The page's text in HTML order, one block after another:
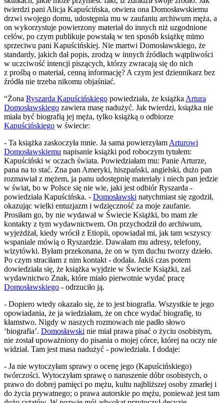
twierdzi pani Alicja Kapuścińska, otwiera ona Domosławskiemu
drzwi swojego domu, udostępnia mu w zaufaniu archiwum męża, a
on wykorzystuje powierzony materiał do innych niż uzgodnione
celów, po czym publikuje powstałą w ten sposób książkę mimo
sprzeciwu pani Kapuścińskiej. Nie martwi Domosławskiego, że
standardy, jakich dał popis, zrodzą w innych źródłach wątpliwości
w uczciwość intencji piszących, którzy zwracają się do nich
z prośbą o materiał, cenną informację? A czym jest dziennikarz bez
źródła nie trzeba nikomu objaśniać.
“Żona Ryszarda Kapuścińskiego powiedziała, że książka Artura
Domosławskiego zawiera masę nadużyć. Jak twierdzi, książka nie
miała być biografią jej męża, tylko książką o odbiorze
Kapuścińskiego w świecie:
- Ta książka zaskoczyła mnie. Ja sama powierzyłam Arturowi
Domosławskiemu napisanie książki pod roboczym tytułem:
Kapuściński w oczach świata. Powiedziałam mu: Panie Arturze,
pana na to stać. Zna pan Ameryki, hiszpański, angielski, dużo pan
rozmawiał z mężem, ja panu udostępnię materiały i niech pan jedzie
w świat, bo w Polsce się nie wie, jaki jest odbiór Ryszarda -
powiedziała Kapuścińska. - Domosławski natychmiast się zgodził,
okazując wielki entuzjazm i wdzięczność za moje zaufanie.
Prosiłam go, by nie wydawał w Świecie Książki, bo mam złe
kontakty z tym wydawnictwem. On przychodził do archiwum,
wyjeżdżał, kiedy wrócił z Etiopii, opowiadał mi, jak tam wszyscy
wspaniale mówią o Ryszardzie. Dawałam mu adresy, telefony,
wizytówki. Byłam przekonana, że on w tym duchu tworzy dzieło.
Po czym straciłam z nim kontakt - dodała. Jakiś czas potem
dowiedziała się, że książka wyjdzie w Świecie Książki, zaś
wydawnictwo Znak, które miało pierwotnie wydać pracę
Domosławskiego - odrzuciło ją.
- Dopiero wtedy okazało się, że to jest biografia. Wszystkie te jego
opowiadania, że ja wiedziałam, że on chce wydać biografię, to
kłamstwo. Nigdy w naszych rozmowach nie padło słowo
‘biografia’. Domosławski nie miał prawa pisać o życiu osobistym,
nie został upoważniony do pisania o mojej córce, której na oczy nie
widział. Tam jest masa nadużyć - powiedziała. I dodaje:
- Ja nie wytoczyłam sprawy o ocenę jego (Kapuścińskiego)
twórczości. Wytoczyłam sprawę o naruszenie dóbr osobistych, o
prawo do dobrej pamięci po mężu, kultu najbliższej osoby zmarłej i
do życia prywatnego; o prawa autorskie po mężu, ponieważ jest tam